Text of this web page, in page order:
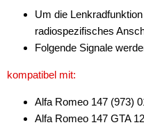
Um die
radiospezifisches
Folgende Signale
kompatibel mit:
Alfa Romeo 147 (973)
Alfa Romeo 147 GTA